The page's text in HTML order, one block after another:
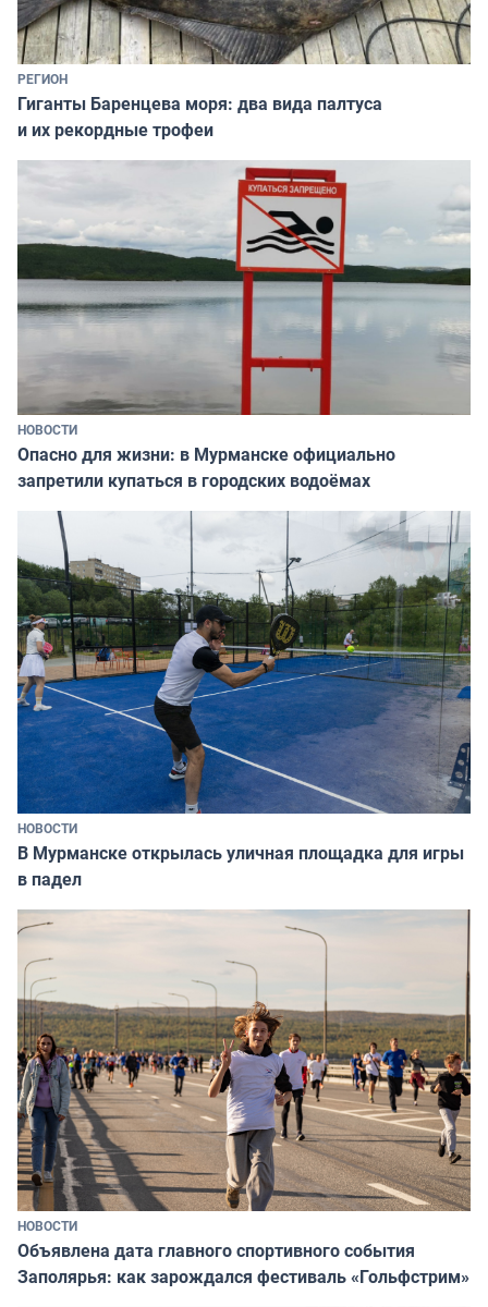
РЕГИОН
Гиганты Баренцева моря: два вида палтуса
и их рекордные трофеи
НОВОСТИ
Опасно для жизни: в Мурманске официально
запретили купаться в городских водоёмах
НОВОСТИ
В Мурманске открылась уличная площадка для игры
в падел
НОВОСТИ
Объявлена дата главного спортивного события
Заполярья: как зарождался фестиваль «Гольфстрим»